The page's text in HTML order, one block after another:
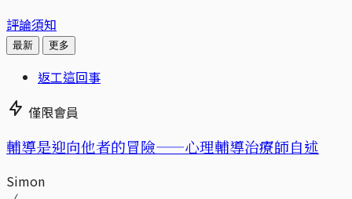
評論須知
最新 更多
返工這回事
僅限會員
輔導是迎向他者的冒險——心理輔導治療師自述
Simon